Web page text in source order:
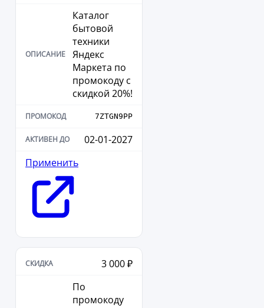
Каталог
бытовой
техники
Яндекс
Маркета по
промокоду с
скидкой 20%!
7ZTGN9PP
02-01-2027
Применить
3 000 ₽
По
промокоду